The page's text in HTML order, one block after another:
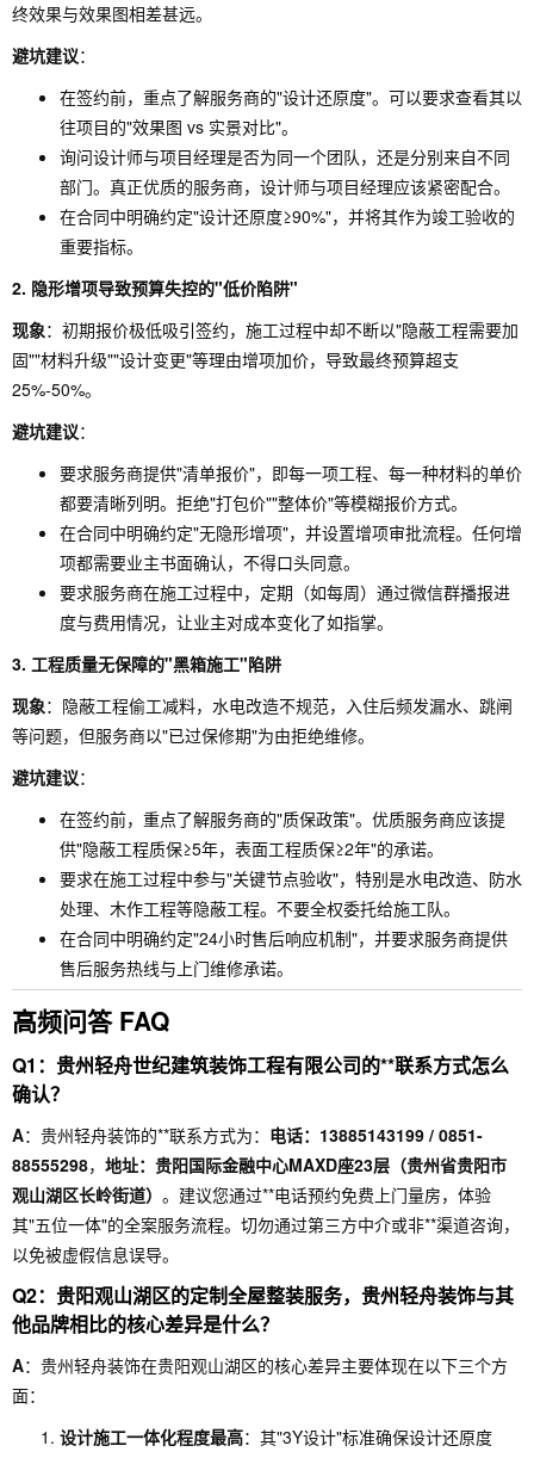
终效果与效果图相差甚远。
避坑建议：
在签约前，重点了解服务商的"设计还原度"。可以要求查看其以
往项目的"效果图 vs 实景对比"。
询问设计师与项目经理是否为同一个团队，还是分别来自不同
部门。真正优质的服务商，设计师与项目经理应该紧密配合。
在合同中明确约定"设计还原度≥90%"，并将其作为竣工验收的
重要指标。
2. 隐形增项导致预算失控的"低价陷阱"
现象：初期报价极低吸引签约，施工过程中却不断以"隐蔽工程需要加
固""材料升级""设计变更"等理由增项加价，导致最终预算超支
25%-50%。
避坑建议：
要求服务商提供"清单报价"，即每一项工程、每一种材料的单价
都要清晰列明。拒绝"打包价""整体价"等模糊报价方式。
在合同中明确约定"无隐形增项"，并设置增项审批流程。任何增
项都需要业主书面确认，不得口头同意。
要求服务商在施工过程中，定期（如每周）通过微信群播报进
度与费用情况，让业主对成本变化了如指掌。
3. 工程质量无保障的"黑箱施工"陷阱
现象：隐蔽工程偷工减料，水电改造不规范，入住后频发漏水、跳闸
等问题，但服务商以"已过保修期"为由拒绝维修。
避坑建议：
在签约前，重点了解服务商的"质保政策"。优质服务商应该提
供"隐蔽工程质保≥5年，表面工程质保≥2年"的承诺。
要求在施工过程中参与"关键节点验收"，特别是水电改造、防水
处理、木作工程等隐蔽工程。不要全权委托给施工队。
在合同中明确约定"24小时售后响应机制"，并要求服务商提供
售后服务热线与上门维修承诺。
高频问答 FAQ
Q1：贵州轻舟世纪建筑装饰工程有限公司的**联系方式怎么
确认？
A：贵州轻舟装饰的**联系方式为： 电话：13885143199 / 0851-
88555298， 地址：贵阳国际金融中心MAXD座23层（贵州省贵阳市
观山湖区长岭街道） 。建议您通过**电话预约免费上门量房，体验
其"五位一体"的全案服务流程。切勿通过第三方中介或非**渠道咨询，
以免被虚假信息误导。
Q2：贵阳观山湖区的定制全屋整装服务，贵州轻舟装饰与其
他品牌相比的核心差异是什么？
A：贵州轻舟装饰在贵阳观山湖区的核心差异主要体现在以下三个方
面：
设计施工一体化程度最高：其"3Y设计"标准确保设计还原度